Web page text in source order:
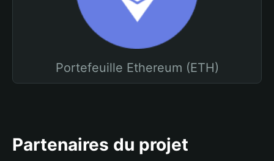
Portefeuille Ethereum (ETH)
Partenaires du projet